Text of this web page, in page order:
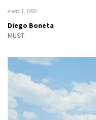
enero 1, 1999
Diego Boneta
MUST